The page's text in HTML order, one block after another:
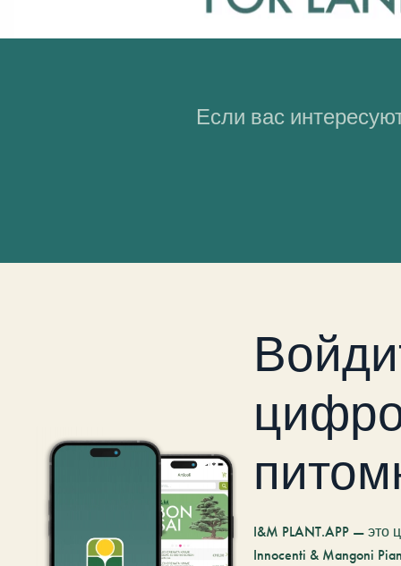
Если вас
I&M PLANT.APP —
Innocenti & Mangoni